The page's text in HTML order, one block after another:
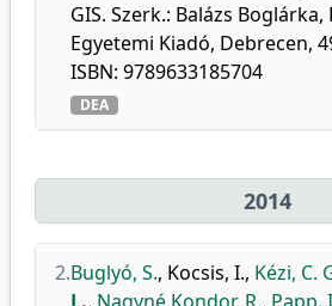
GIS. Szerk.: Balázs
Egyetemi Kiadó, Debrecen,
ISBN: 9789633185704
DEA
2014
2.Buglyó, S., Kocsis, I., Kézi, C.